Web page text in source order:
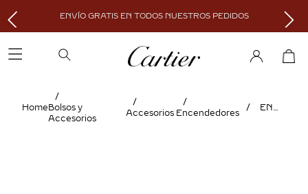
ENVÍO GRATIS EN TODOS NUESTROS PEDIDOS
Bolsos y
Accesorios
Accesorios Encendedores
ENCENDEDOR SANTOS DE CARTIER